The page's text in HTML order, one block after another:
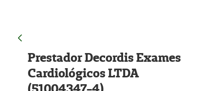
Prestador Decordis Exames
Cardiológicos LTDA